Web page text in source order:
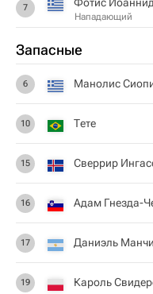
7
Нападающий
Запасные
6 Манолис
10 Тете
15 Сверрир
16 Адам Гнезда-
17 Даниэль
19 Кароль